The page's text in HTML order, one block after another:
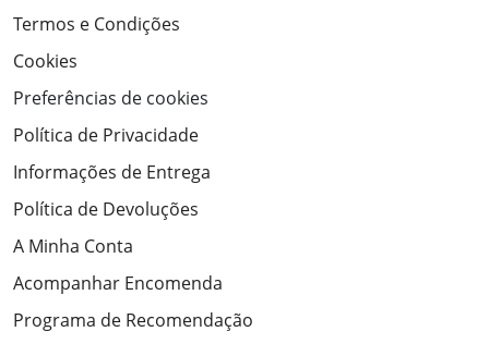
Termos e Condições
Cookies
Preferências de cookies
Política de Privacidade
Informações de Entrega
Política de Devoluções
A Minha Conta
Acompanhar Encomenda
Programa de Recomendação